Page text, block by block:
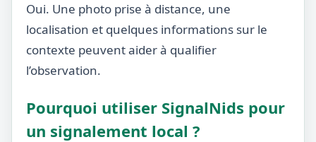
Oui. Une photo prise à distance, une
localisation et quelques informations sur le
contexte peuvent aider à qualifier
l’observation.
Pourquoi utiliser SignalNids pour
un signalement local ?